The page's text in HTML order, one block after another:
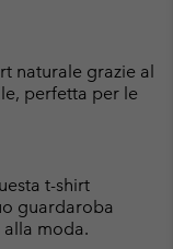
naturale grazie al
perfetta per le
t-shirt
guardaroba
moda.